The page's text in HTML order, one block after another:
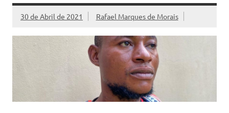
30 de Abril de 2021 Rafael Marques de Morais